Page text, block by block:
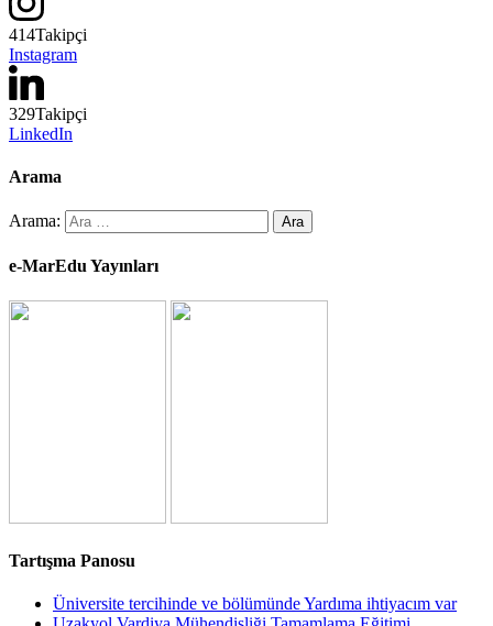
414Takipçi
Instagram
329Takipçi
LinkedIn
Arama
Arama:
e-MarEdu Yayınları
Tartışma Panosu
Üniversite tercihinde ve bölümünde Yardıma ihtiyacım var